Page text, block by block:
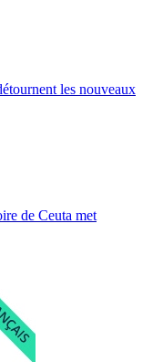
les nouveaux
de Ceuta met